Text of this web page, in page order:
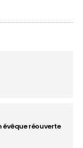
évêque réouverte